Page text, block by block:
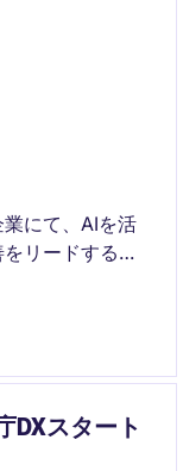
にて、AIを活
リードするポ
とし
DXスタート